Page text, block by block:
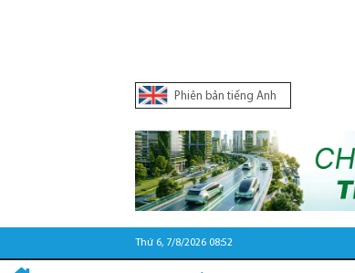
Phiên bản tiếng Anh
Thứ 6, 7/8/2026 08:52